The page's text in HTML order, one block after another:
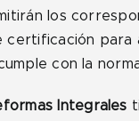
los
certificación para
con la
Integrales